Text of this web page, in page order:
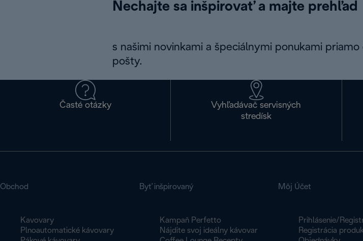
Nechajte sa inšpirovať a majte prehľad
s našimi novinkami a špeciálnymi ponukami priamo
pošty.
Časté otázky
Vyhľadávač servisných
stredísk
Obchod
Kavovary
Plnoautomatické kávovary
Byť inšpirovaný
Kampaň Perfetto
Nájdite svoj ideálny kávovar
Môj Účet
Prihlásenie/
Registrácia